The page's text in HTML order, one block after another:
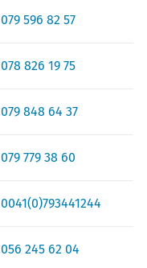
079 596 82 57
078 826 19 75
079 848 64 37
079 779 38 60
0041(0)793441244
056 245 62 04